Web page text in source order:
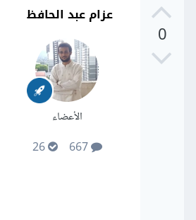
0
عزام عبد الحافظ
الأعضاء
667
26